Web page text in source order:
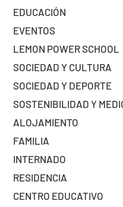
EDUCACIÓN
EVENTOS
LEMON POWER SCHOOL
SOCIEDAD Y CULTURA
SOCIEDAD Y DEPORTE
SOSTENIBILIDAD Y
ALOJAMIENTO
FAMILIA
INTERNADO
RESIDENCIA
CENTRO EDUCATIVO